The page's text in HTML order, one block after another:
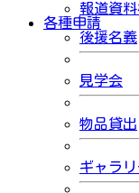
報道資
各種申請
後援名義
見学会
物品貸出
ギャラリ